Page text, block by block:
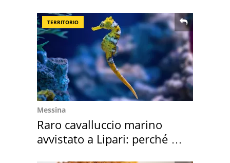
TERRITORIO
Messina
Raro cavalluccio marino
avvistato a Lipari: perché è